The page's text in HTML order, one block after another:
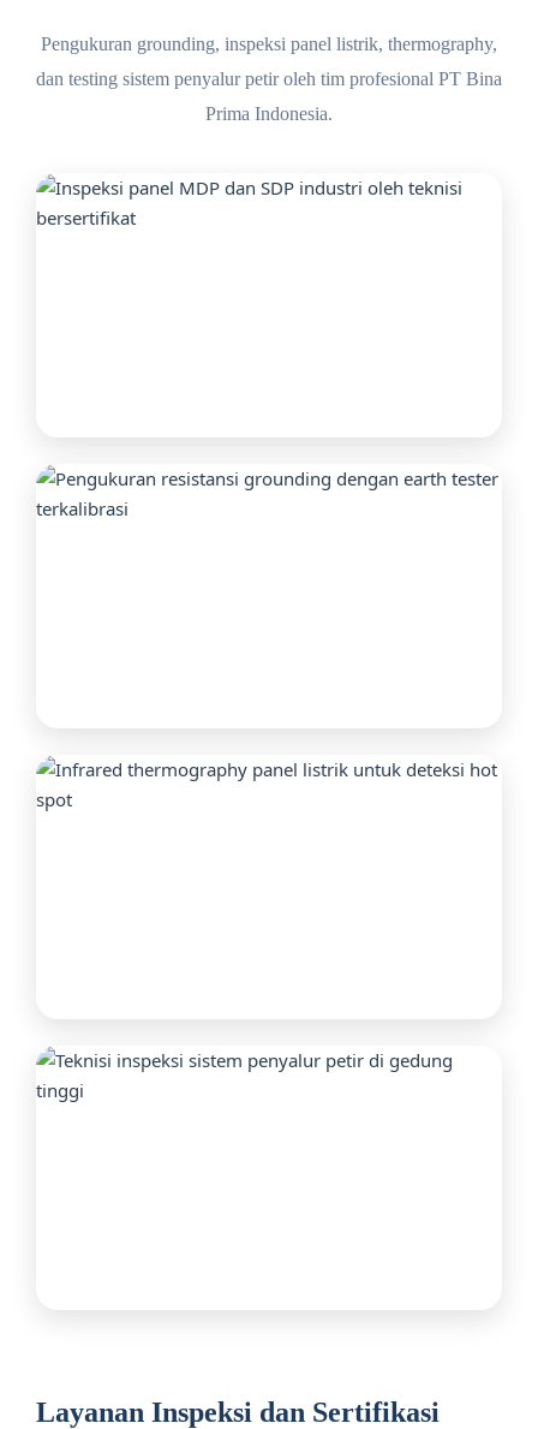
Pengukuran grounding, inspeksi panel listrik, thermography,
dan testing sistem penyalur petir oleh tim profesional PT Bina
Prima Indonesia.
Layanan Inspeksi dan Sertifikasi